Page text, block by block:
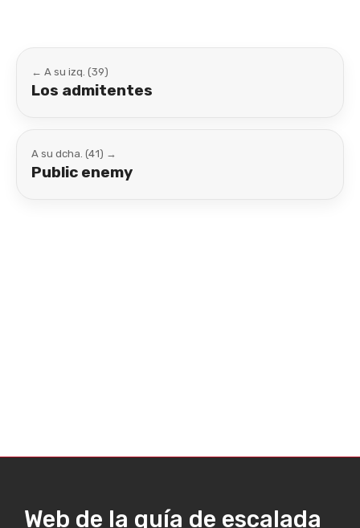
← A su izq. (39)
Los admitentes
A su dcha. (41) →
Public enemy
Web de la guía de escalada